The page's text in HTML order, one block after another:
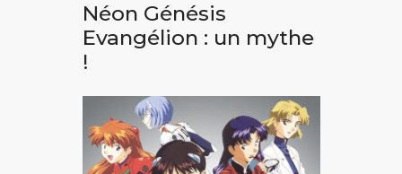
Néon Génésis
Evangélion : un mythe
!